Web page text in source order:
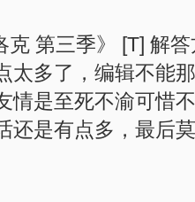
克 第三季》 [T] 解
太多了，编辑不能
情是至死不渝可惜
还是有点多，最后